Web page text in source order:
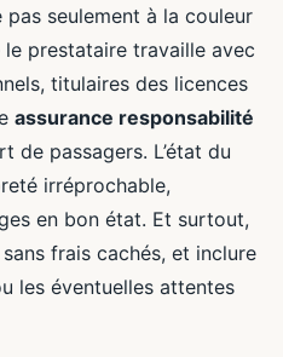
seulement à la couleur
prestataire travaille avec
titulaires des licences
assurance responsabilité
de passagers. L’état du
irréprochable,
en bon état. Et surtout,
frais cachés, et inclure
les éventuelles attentes